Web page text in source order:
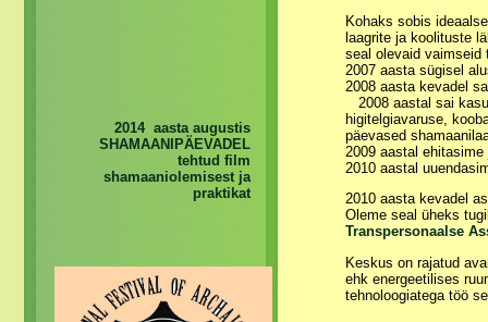
Kohaks sobis
laagrite ja koolituste
seal olevaid vaimseid
2007 aasta sügisel
2008 aasta kevadel
2008 aastal sai
higitelgiavaruse,
päevased
2009 aastal
2010 aastal
2010 aasta kevadel
Oleme seal üheks
Transpersonaalse
Keskus on rajatud
ehk energeetilises
tehnoloogiatega töö
2014 aasta augustis
SHAMAANIPÄEVADEL
tehtud film
shamaaniolemisest ja
praktikat